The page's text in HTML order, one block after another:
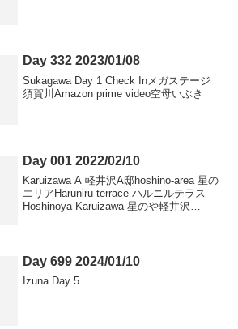
Day 332 2023/01/08
Sukagawa Day 1 Check Inメガステージ
須賀川Amazon prime video空母いぶき
Day 001 2022/02/10
Karuizawa A 軽井沢A邸hoshino-area 星の
エリアHaruniru terrace ハルニルテラス
Hoshinoya Karuizawa 星のや軽井沢
Day 699 2024/01/10
Izuna Day 5